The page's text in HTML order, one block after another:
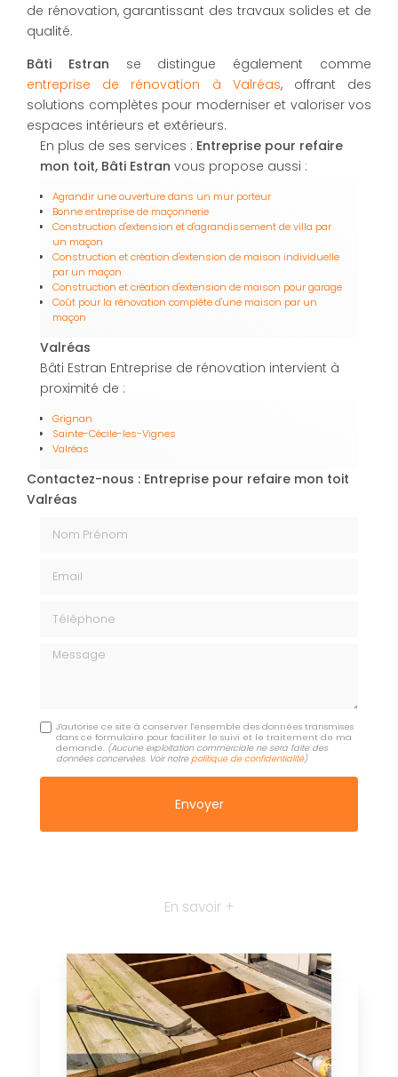
de rénovation, garantissant des travaux solides et de
qualité.
Bâti Estran se distingue également comme
entreprise de rénovation à Valréas, offrant des
solutions complètes pour moderniser et valoriser vos
espaces intérieurs et extérieurs.
En plus de ses services : Entreprise pour refaire
mon toit, Bâti Estran vous propose aussi :
Agrandir une ouverture dans un mur porteur
Bonne entreprise de maçonnerie
Construction d'extension et d'agrandissement de villa par
un maçon
Construction et création d'extension de maison individuelle
par un maçon
Construction et création d'extension de maison pour garage
Coût pour la rénovation complète d'une maison par un
maçon
Valréas
Bâti Estran Entreprise de rénovation intervient à
proximité de :
Grignan
Sainte-Cécile-les-Vignes
Valréas
Contactez-nous : Entreprise pour refaire mon toit
Valréas
Nom Prénom
Email
Téléphone
Message
J'autorise ce site à conserver l'ensemble des données transmises
dans ce formulaire pour faciliter le suivi et le traitement de ma
demande. (Aucune exploitation commerciale ne sera faite des
données concervées. Voir notrepolitique de confidentialité)
En savoir +